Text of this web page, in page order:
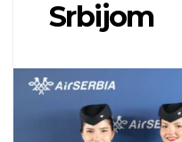
Srbijom